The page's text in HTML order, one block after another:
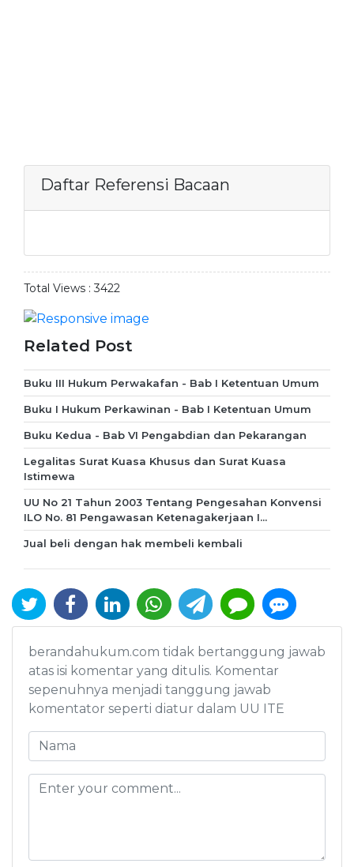
Daftar Referensi Bacaan
Total Views :3422
Related Post
Buku III Hukum Perwakafan - Bab I Ketentuan Umum
Buku I Hukum Perkawinan - Bab I Ketentuan Umum
Buku Kedua - Bab VI Pengabdian dan Pekarangan
Legalitas Surat Kuasa Khusus dan Surat Kuasa
Istimewa
UU No 21 Tahun 2003 Tentang Pengesahan Konvensi
ILO No. 81 Pengawasan Ketenagakerjaan I...
Jual beli dengan hak membeli kembali
berandahukum.com tidak bertanggung jawab
atas isi komentar yang ditulis. Komentar
sepenuhnya menjadi tanggung jawab
komentator seperti diatur dalam UU ITE